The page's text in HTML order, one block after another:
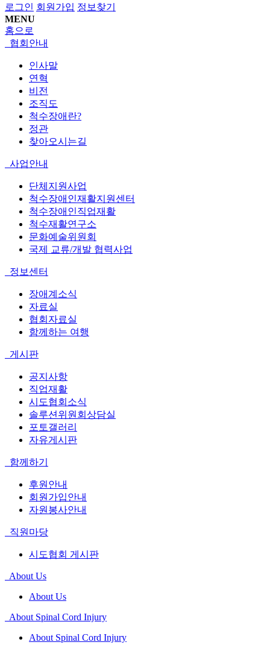
로그인 회원가입 정보찾기
MENU
홈으로
협회안내
인사말
연혁
비전
조직도
척수장애란?
정관
찾아오시는길
사업안내
단체지원사업
척수장애인재활지원센터
척수장애인직업재활
척수재활연구소
문화예술위원회
국제 교류/개발 협력사업
정보센터
장애계소식
자료실
협회자료실
함께하는 여행
게시판
공지사항
직업재활
시도협회소식
솔루션위원회상담실
포토갤러리
자유게시판
함께하기
후원안내
회원가입안내
자원봉사안내
직원마당
시도협회 게시판
About Us
About Us
About Spinal Cord Injury
About Spinal Cord Injury